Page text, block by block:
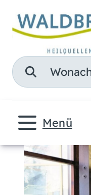
Suche
Menü